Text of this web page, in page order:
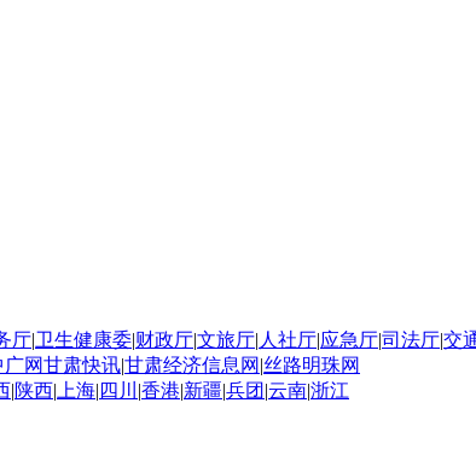
厅|卫生健康委|财政厅|文旅厅| 人社厅|应急厅|司法厅|交
广网甘肃快讯|甘肃经济信息网 |丝路明珠网
|陕西| 上海| 四川 |香港|新疆|兵团 |云南|浙江